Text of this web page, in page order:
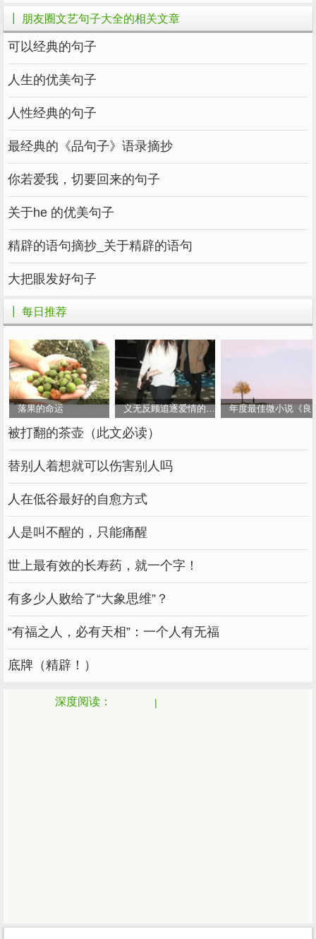
私的强者，也不愿做墙角抽泣的废物。
21.在最平凡的生活中，谦卑和努力，总有一
天，你会站在最亮的地方，过渴望的生活。
22.生活中，无论时间多么无聊，都是限量版。
所以，不要为旧的悲伤浪费新的眼泪！
我会因为你而变得更好，但不是为了你。
24岁月还很长，你心地善良，最终会有人陪你
骑马喝酒四处走动。
25.也许你一生中走错了很多路，看错了很多
人，承受了很多背叛，很尴尬，但没关系。只要
你还活着，总会有希望的。你的余生很长。为什
26.我后来想了想。如果我不耽误你，别人会耽
误你。那我就不甘心了。让我耽误你。
朋友圈文艺句子大全
27.不要辜负你所遭受的痛苦。如果你如此善良
和努力，你会得到你梦寐以求的美。
爱情中最好的关系是：我们都有精力做自己想做
的事，但由于对方的存在，我们会变得格外勇
敢。
29.不要刻意遇见任何人，不要急于拥有任何
人，也不要勉强留住任何人。一切顺其自然，最
好把自己留给最后一个人。
30.人生最大的幸福就是健康生活。人生有两个
目的:一是得到自己想要的，二是享受的。拥有
生只有一次，美只有一次；如果你活一辈子，你
34.我们总以为生活欠我们一个满足，其实我们
┃ 朋友圈文艺句子大全的相关文章
可以经典的句子
人生的优美句子
人性经典的句子
最经典的《品句子》语录摘抄
你若爱我，切要回来的句子
关于he 的优美句子
精辟的语句摘抄_关于精辟的语句
大把眼发好句子
┃ 每日推荐
落果的命运 义无反顾追逐爱情的女人 年度最佳微小说《良
被打翻的茶壶（此文必读）
替别人着想就可以伤害别人吗
人在低谷最好的自愈方式
人是叫不醒的，只能痛醒
世上最有效的长寿药，就一个字！
有多少人败给了“大象思维”？
“有福之人，必有天相”：一个人有无福
底牌（精辟！）
深度阅读：